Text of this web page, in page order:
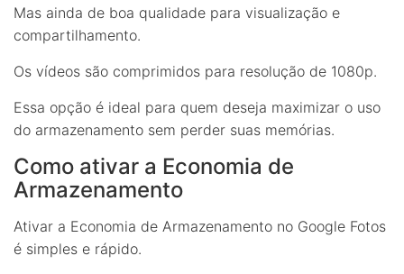
Mas ainda de boa qualidade para visualização e
compartilhamento.
Os vídeos são comprimidos para resolução de 1080p.
Essa opção é ideal para quem deseja maximizar o uso
do armazenamento sem perder suas memórias.
Como ativar a Economia de
Armazenamento
Ativar a Economia de Armazenamento no Google Fotos
é simples e rápido.